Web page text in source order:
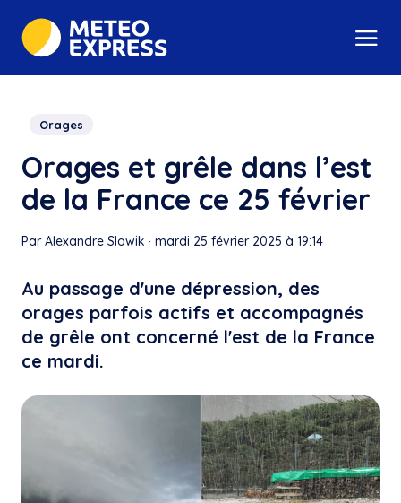
Orages
Orages et grêle dans l’est
de la France ce 25 février
Par Alexandre Slowik · mardi 25 février 2025 à 19:14
Au passage d'une dépression, des
orages parfois actifs et accompagnés
de grêle ont concerné l'est de la France
ce mardi.